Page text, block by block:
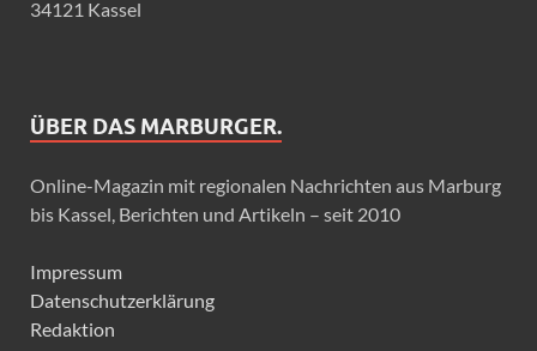
34121 Kassel
ÜBER DAS MARBURGER.
Online-Magazin mit regionalen Nachrichten aus Marburg
bis Kassel, Berichten und Artikeln – seit 2010
Impressum
Datenschutzerklärung
Redaktion